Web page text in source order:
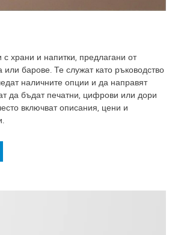
храни и напитки, предлагани от
или барове. Те служат като ръководство
наличните опции и да направят
да бъдат печатни, цифрови или дори
включват описания, цени и